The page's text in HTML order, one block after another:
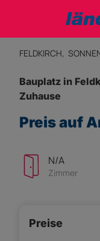
FELDKIRCH,
Bauplatz in
Zuhause
Preis auf
N/A
Zimmer
Preise